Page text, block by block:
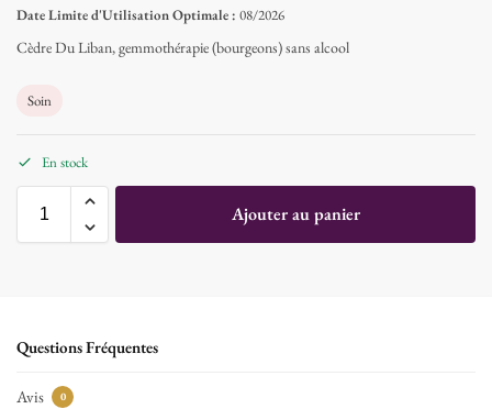
Date Limite d'Utilisation Optimale : 08/2026
Cèdre Du Liban, gemmothérapie (bourgeons) sans alcool
Soin
En stock
Ajouter au panier
Questions Fréquentes
Avis 0